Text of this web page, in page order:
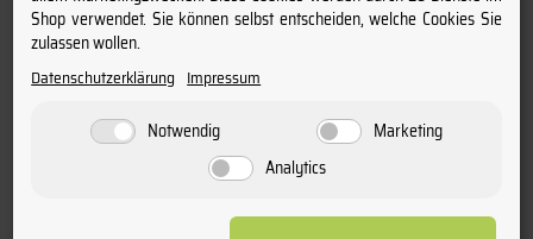
13,
inkl. MwSt. / zzgl.Versand
Shop verwendet. Sie können selbst entscheiden, welche Cookies Sie
zulassen wollen.
Datenschutzerklärung Impressum
Notwendig
Marketing
Analytics